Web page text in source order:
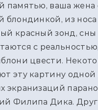
памятью, ваша жена
блондинкой, из
красный зонд, сны
с
цвести.
эту картину одной
экранизаций
Филипа Дика.